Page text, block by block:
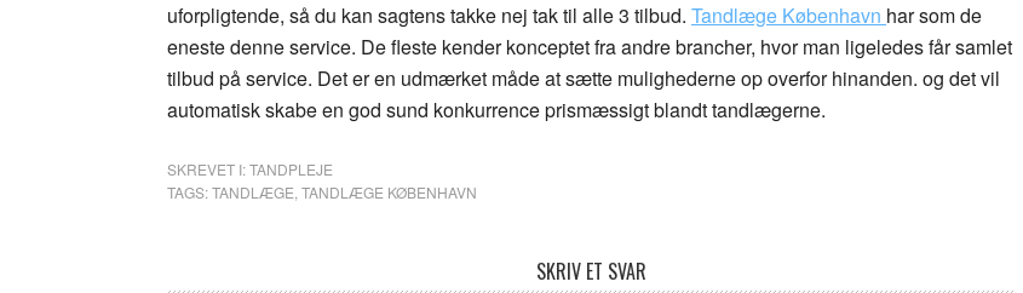
uforpligtende, så du kan sagtens takke nej tak til alle 3 tilbud. Tandlæge København har som de
eneste denne service. De fleste kender konceptet fra andre brancher, hvor man ligeledes får samlet
tilbud på service. Det er en udmærket måde at sætte mulighederne op overfor hinanden. og det vil
automatisk skabe en god sund konkurrence prismæssigt blandt tandlægerne.
SKREVET I:TANDPLEJE
TAGS:TANDLÆGE TANDLÆGE KØBENHAVN
SKRIV ET SVAR